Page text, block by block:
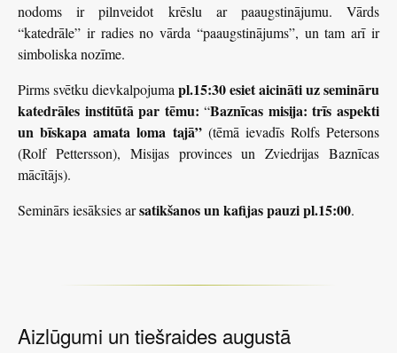
nodoms ir pilnveidot krēslu ar paaugstinājumu. Vārds
“katedrāle” ir radies no vārda “paaugstinājums”, un tam arī ir
simboliska nozīme.
Pirms svētku dievkalpojuma pl.15:30 esiet aicināti uz semināru
katedrāles institūtā par tēmu: “Baznīcas misija: trīs aspekti
un bīskapa amata loma tajā”(tēmā ievadīs Rolfs Petersons
(Rolf Pettersson), Misijas provinces un Zviedrijas Baznīcas
mācītājs).
Seminārs iesāksies arsatikšanos un kafijas pauzi pl.15:00.
Aizlūgumi un tiešraides augustā